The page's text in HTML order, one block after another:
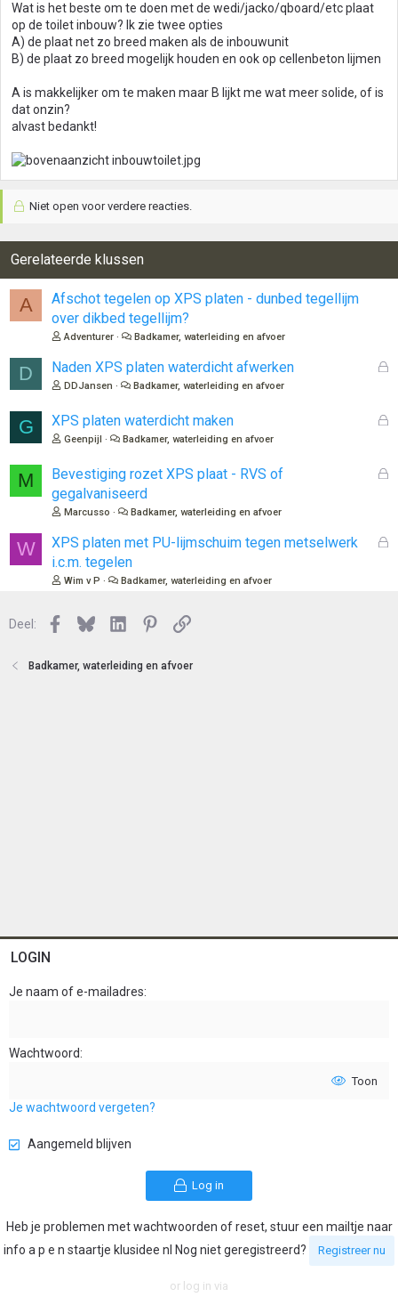
Wat is het beste om te doen met de wedi/jacko/qboard/etc plaat
op de toilet inbouw? Ik zie twee opties
A) de plaat net zo breed maken als de inbouwunit
B) de plaat zo breed mogelijk houden en ook op cellenbeton lijmen
A is makkelijker om te maken maar B lijkt me wat meer solide, of is
dat onzin?
alvast bedankt!
Niet open voor verdere reacties.
Gerelateerde klussen
A
Afschot tegelen op XPS platen - dunbed tegellijm
over dikbed tegellijm?
Adventurer Badkamer, waterleiding en afvoer
D
G
n
Naden XPS platen waterdicht afwerken
DDJansen Badkamer, waterleiding en afvoer
G
G
XPS platen waterdicht maken
Geenpijl Badkamer, waterleiding en afvoer
M
G
o
Bevestiging rozet XPS plaat - RVS of
gegalvaniseerd
Marcusso Badkamer, waterleiding en afvoer
W
G
XPS platen met PU-lijmschuim tegen metselwerk
i.c.m. tegelen
Wim v P Badkamer, waterleiding en afvoer
Deel: Facebook
BlueskyLinkedInPinterest
Link
Badkamer, waterleiding en afvoer
LOGIN
Je naam of e-mailadres
Wachtwoord
Toon
Je wachtwoord vergeten?
Aangemeld blijven
Log in
Heb je problemen met wachtwoorden of reset, stuur een mailtje naar
info a p e n staartje klusidee nl Nog niet geregistreerd?
Registreer nu
or log in via